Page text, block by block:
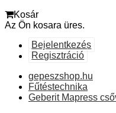
Kosár
Az Ön kosara üres.
Bejelentkezés
Regisztráció
gepeszshop.hu
Fűtéstechnika
Geberit Mapress